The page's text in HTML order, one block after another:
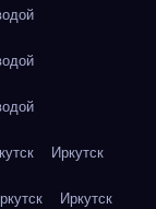
Иркутск
Иркутск